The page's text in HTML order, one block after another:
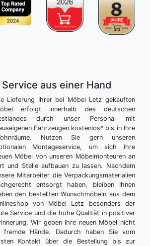
aus einer Hand
Lieferung Ihrer bei Möbel Letz gekauften
erfolgt innerhalb des deutschen
durch unser Personal mit
Fahrzeugen kostenlos* bis in Ihre
Nutzen Sie gern unseren
Montageservice, um sich Ihre
Möbel von unseren Möbelmonteuren an
und Stelle aufbauen zu lassen. Nachdem
Mitarbeiter die Verpackungsmaterialien
entsorgt haben, bleiben Ihnen
den bestellten Wunschmöbeln aus dem
von Möbel Letz besonders der
Service und die hohe Qualität in positiver
Wir geben Ihre neuen Möbel nicht
fremde Hände. Dadurch haben Sie vom
Kontakt über die Bestellung bis zur